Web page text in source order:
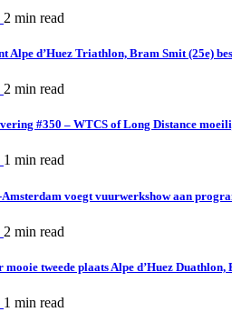
2 min read
Alpe d’Huez Triathlon, Bram Smit (25e)
2 min read
#350 – WTCS of Long Distance
1 min read
voegt vuurwerkshow aan
2 min read
tweede plaats Alpe d’Huez
1 min read